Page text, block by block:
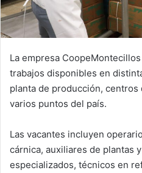
La empresa
trabajos disponibles en
planta de producción,
varios puntos del país.
Las vacantes incluyen
cárnica, auxiliares de plantas
especializados, técnicos en